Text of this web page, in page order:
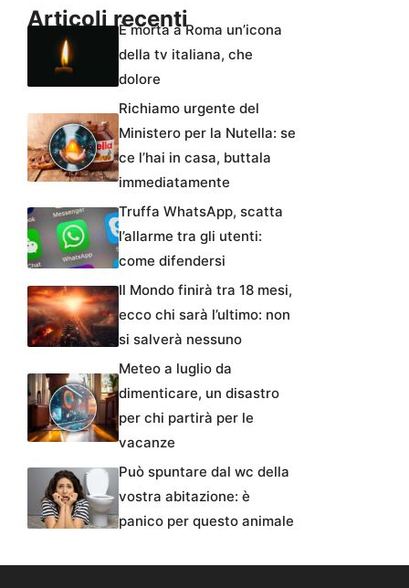
Articoli recentiÈ morta a Roma un’icona
della tv italiana, che
dolore
Richiamo urgente del
Ministero per la Nutella: se
ce l’hai in casa, buttala
immediatamente
Truffa WhatsApp, scatta
l’allarme tra gli utenti:
come difendersi
Il Mondo finirà tra 18 mesi,
ecco chi sarà l’ultimo: non
si salverà nessuno
Meteo a luglio da
dimenticare, un disastro
per chi partirà per le
vacanze
Può spuntare dal wc della
vostra abitazione: è
panico per questo animale